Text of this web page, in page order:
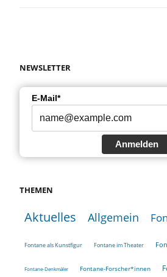
NEWSLETTER
E-Mail*
Anmelden
THEMEN
Aktuelles Allgemein
Fontane als Kunstfigur Fontane im Theater
Fontane-Denkmäler Fontane-Forscher*innen